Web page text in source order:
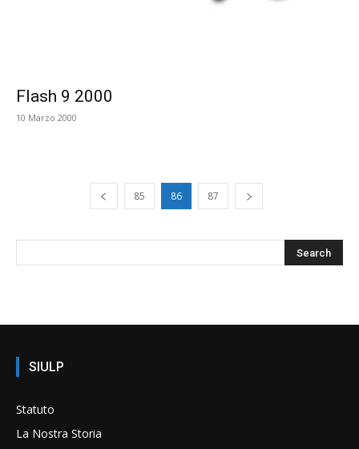
Flash 9 2000
10 Marzo 2000
85 86 87
SIULP
Statuto
La Nostra Storia